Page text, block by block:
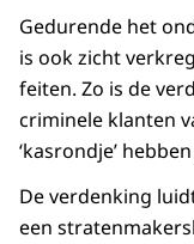
Gedurende het
is ook zicht
feiten. Zo is de
criminele klanten
‘kasrondje’
De verdenking
een